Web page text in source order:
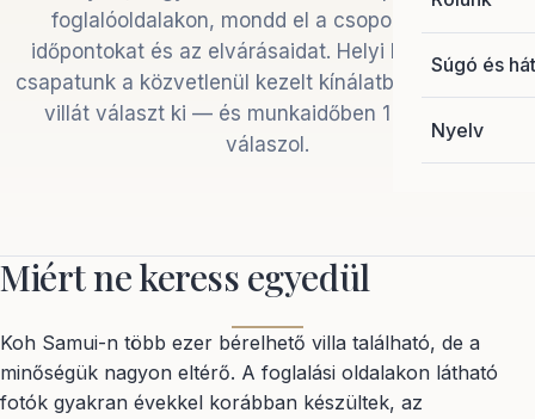
Súgó és
Nyelv
foglalóoldalakon, mondd el a csoportodat, az
időpontokat és az elvárásaidat. Helyi Koh Samui-i
csapatunk a közvetlenül kezelt kínálatból 3–5 ideális
villát választ ki — és munkaidőben 1 órán belül
válaszol.
Miért ne keress egyedül
Koh Samui-n több ezer bérelhető villa található, de a
minőségük nagyon eltérő. A foglalási oldalakon látható
fotók gyakran évekkel korábban készültek, az